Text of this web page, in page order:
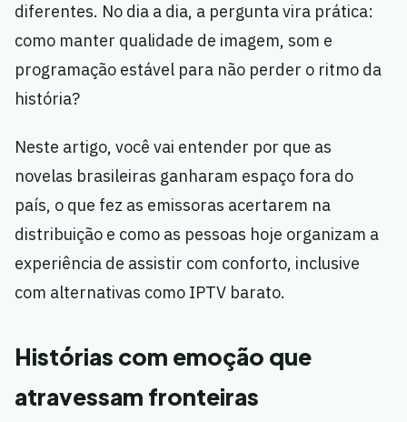
diferentes. No dia a dia, a pergunta vira prática:
como manter qualidade de imagem, som e
programação estável para não perder o ritmo da
história?
Neste artigo, você vai entender por que as
novelas brasileiras ganharam espaço fora do
país, o que fez as emissoras acertarem na
distribuição e como as pessoas hoje organizam a
experiência de assistir com conforto, inclusive
com alternativas como IPTV barato.
Histórias com emoção que
atravessam fronteiras